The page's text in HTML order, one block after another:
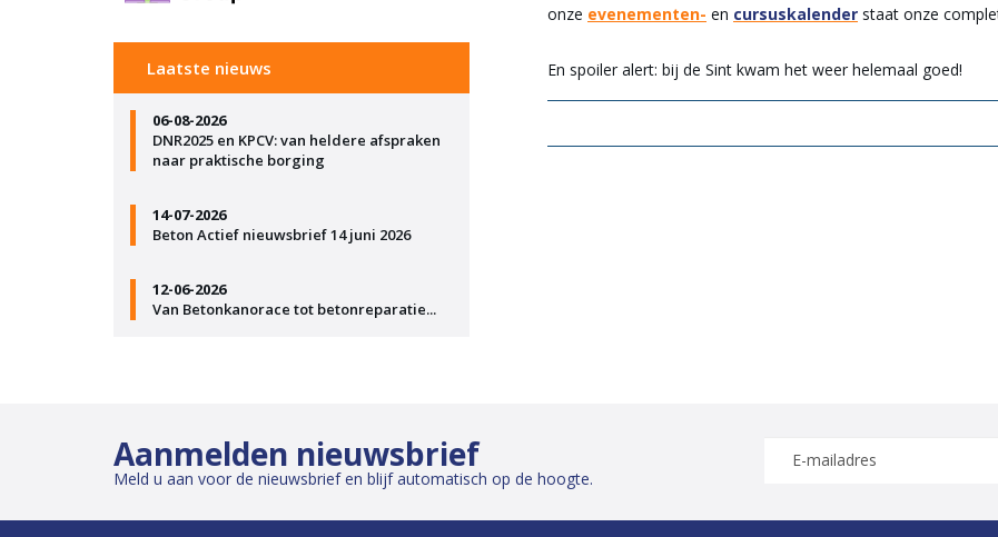
Laatste nieuws
06-08-2026
DNR2025 en KPCV: van heldere afspraken
naar praktische borging
14-07-2026
Beton Actief nieuwsbrief 14 juni 2026
12-06-2026
Van Betonkanorace tot betonreparatie...
onze evenementen- en cursuskalender staat onze
En spoiler alert: bij de Sint kwam het weer helemaal goed!
Aanmelden nieuwsbrief
Meld u aan voor de nieuwsbrief en blijf automatisch op de hoogte.